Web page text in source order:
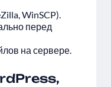
WinSCP).
перед
на сервере.